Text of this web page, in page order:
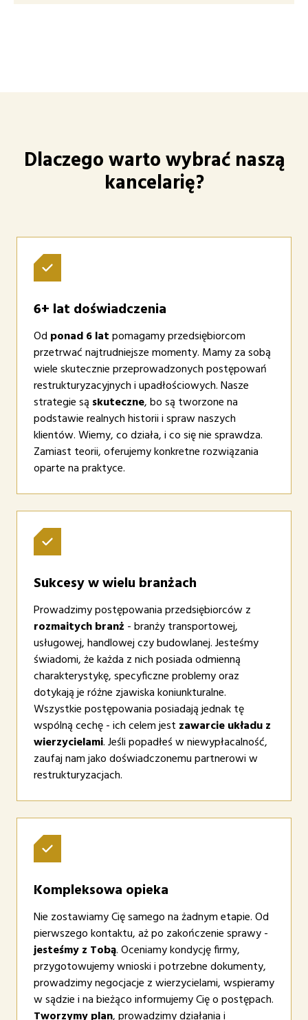
Dlaczego warto wybrać naszą
kancelarię?
6+ lat doświadczenia
Od ponad 6 latpomagamy przedsiębiorcom
przetrwać najtrudniejsze momenty. Mamy za sobą
wiele skutecznie przeprowadzonych postępowań
restrukturyzacyjnych i upadłościowych. Nasze
strategie są skuteczne, bo są tworzone na
podstawie realnych historii i spraw naszych
klientów. Wiemy, co działa, i co się nie sprawdza.
Zamiast teorii, oferujemy konkretne rozwiązania
oparte na praktyce.
Sukcesy w wielu branżach
Prowadzimy postępowania przedsiębiorców z
rozmaitych branż - branży transportowej,
usługowej, handlowej czy budowlanej. Jesteśmy
świadomi, że każda z nich posiada odmienną
charakterystykę, specyficzne problemy oraz
dotykają je różne zjawiska koniunkturalne.
Wszystkie postępowania posiadają jednak tę
wspólną cechę - ich celem jest zawarcie układu z
wierzycielami. Jeśli popadłeś w niewypłacalność,
zaufaj nam jako doświadczonemu partnerowi w
restrukturyzacjach.
Kompleksowa opieka
Nie zostawiamy Cię samego na żadnym etapie. Od
pierwszego kontaktu, aż po zakończenie sprawy -
jesteśmy z Tobą. Oceniamy kondycję firmy,
przygotowujemy wnioski i potrzebne dokumenty,
prowadzimy negocjacje z wierzycielami, wspieramy
w sądzie i na bieżąco informujemy Cię o postępach.
Tworzymy plan, prowadzimy działania i